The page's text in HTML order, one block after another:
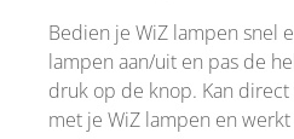
Bedien je WiZ lampen snel
lampen aan/uit en pas de
druk op de knop. Kan
met je WiZ lampen en